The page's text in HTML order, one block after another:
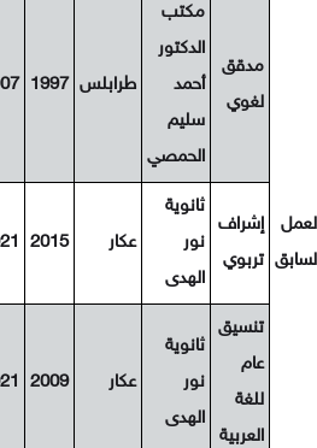
مدقق
لغوي
مكتب
الدكتور
أحمد
سليم
الحمصي
طرابلس 1997
إشراف
تربوي
ثانوية
نور
الهدى
عكار 2015
تنسيق
عام
للغة
العربية
ثانوية
نور
الهدى
عكار 2009